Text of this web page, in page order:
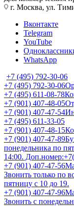
г. Москва, ул.
Вконтакте
Telegram
YouTube
WhatsApp
+7 (495) 792-30-06
+7 (495) 792-30-06
+7 (495) 611-08-78
+7 (901) 407-48-05
+7 (901) 407-47-54
+7 (495) 611-33-05
+7 (901) 407-48-15
+7 (901) 407-47-89
понедельника по
14:00.
+7 (901) 407-47-56
Звонить только по
пятницу с 10 до 19.
+7 (901) 407-47-96
Звонить с